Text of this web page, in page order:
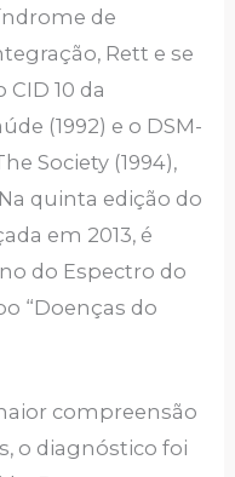
de
Rett e se
10 da
(1992) e o DSM-
Society (1994),
quinta edição do
em 2013, é
do Espectro do
“Doenças do
compreensão
o diagnóstico foi